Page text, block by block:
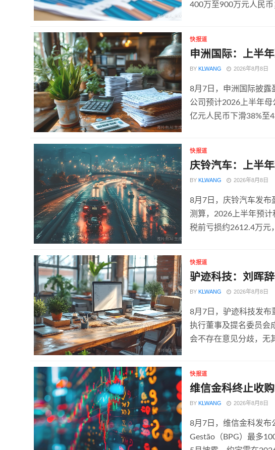
400万至900万元人民
快报道
申洲国际：上半
BY KLWANG 2026年8月8日
8月7日，申洲国际披露
公司预计2026上半年
亿元人民币下滑38%至
快报道
庆铃汽车：上半
BY KLWANG 2026年8月8日
8月7日，庆铃汽车发布
测算，2026上半年预
税前亏损约2612.4万元
快报道
驴迹科技：刘晖
BY KLWANG 2026年8月8日
8月7日，驴迹科技发布
执行董事及提名委员会
会不存在意见分歧，无
快报道
维信金科终止收
BY KLWANG 2026年8月8日
8月7日，维信金科发布
Gestão（BPG）最多